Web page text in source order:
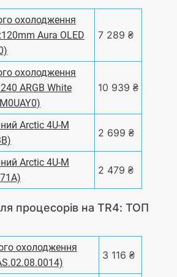
охолодження
Aura OLED
7 289 ₴
охолодження
ARGB White
10 939 ₴
Arctic 4U-M
2 699 ₴
Arctic 4U-M
2 479 ₴
процесорів на TR4: ТОП
охолодження
3 116 ₴